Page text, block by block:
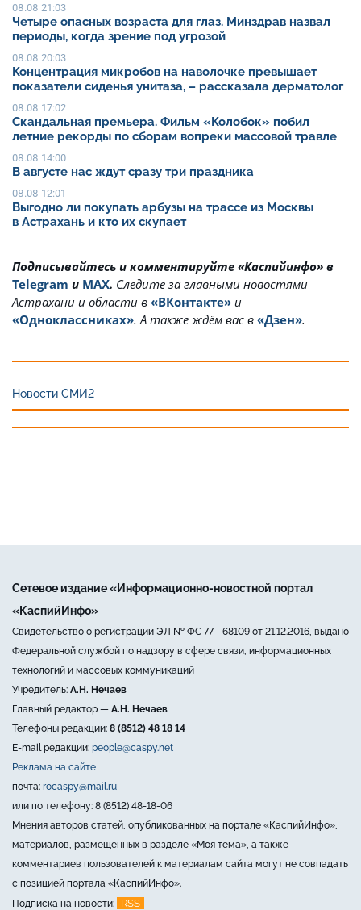
08.08 21:03
Четыре опасных возраста для глаз. Минздрав назвал
периоды, когда зрение под угрозой
08.08 20:03
Концентрация микробов на наволочке превышает
показатели сиденья унитаза, – рассказала дерматолог
08.08 17:02
Скандальная премьера. Фильм «Колобок» побил
летние рекорды по сборам вопреки массовой травле
08.08 14:00
В августе нас ждут сразу три праздника
08.08 12:01
Выгодно ли покупать арбузы на трассе из Москвы
в Астрахань и кто их скупает
Подписывайтесь и комментируйте «Каспийинфо» в
Telegram и MAX. Cледите за главными новостями
Астрахани и области в «ВКонтакте» и
«Одноклассниках». А также ждём вас в «Дзен».
Новости СМИ2
Сетевое издание «Информационно-новостной портал
«КаспийИнфо»
Свидетельство о регистрации ЭЛ № ФС 77 - 68109 от 21.12.2016, выдано
Федеральной службой по надзору в сфере связи, информационных
технологий и массовых коммуникаций
Учредитель: А.Н. Нечаев
Главный редактор — А.Н. Нечаев
Телефоны редакции: 8 (8512) 48 18 14
E-mail редакции: people@caspy.net
Реклама на сайте
почта: rocaspy@mail.ru
или по телефону: 8 (8512) 48-18-06
Мнения авторов статей, опубликованных на портале «КаспийИнфо»,
материалов, размещённых в разделе «Моя тема», а также
комментариев пользователей к материалам сайта могут не совпадать
с позицией портала «КаспийИнфо».
Подписка на новости:
RSS